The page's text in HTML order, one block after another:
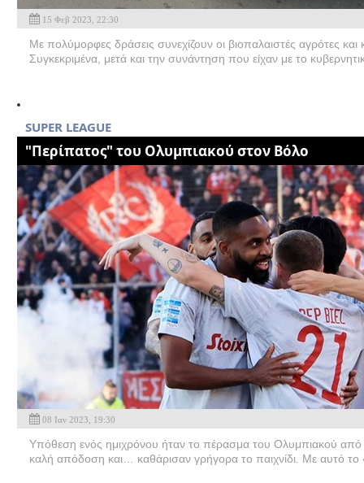
15 Φεβ 2023, 22:30
Με πολύμορφες δράσεις συνεχίζουν οι βιοπαλαιστές αγρότες
Συγκεκριμένα, μετά και την συνάντηση που είχαν με το
SUPER LEAGUE
"Περίπατος" του Ολυμπιακού στον Βόλο
08 Ιαν 2023, 19:30
Υπόθεση ενός ημιχρόνου ήταν το πέρασμα του Ολυμπιακού
καλή απόδοση και… καθάρισαν γρήγορα το παιχνίδι. Με αυτό